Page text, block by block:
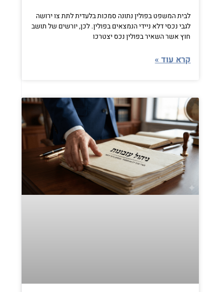
לבית המשפט בפולין נתונה סמכות בלעדית לתת צו ירושה
לגבי נכסי דלא ניידי הנמצאים בפולין. לכן, יורשים של תושב
חוץ אשר השאיר בפולין נכס יצטרכו
קרא עוד »